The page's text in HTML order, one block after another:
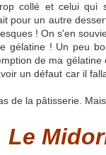
collé et celui qui
pour un autre
! On s'en
gélatine ! Un peu
de ma
un défaut car il
de la pâtisserie.
Le